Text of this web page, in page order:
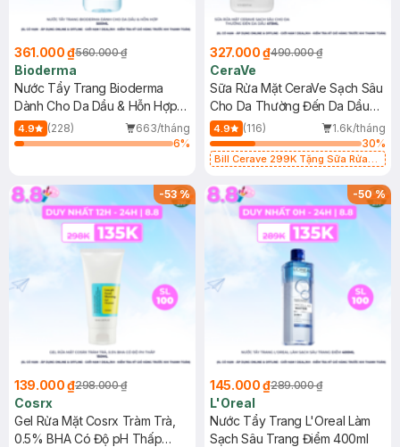
361.000 ₫560.000 ₫
Bioderma
Nước Tẩy Trang Bioderma
Dành Cho Da Dầu & Hỗn Hợp
500ml
4.9 (228)
663/tháng
6%
327.000 ₫490.000 ₫
CeraVe
Sữa Rửa Mặt CeraVe Sạch Sâu
Cho Da Thường Đến Da Dầu
473ml
4.9 (116)
1.6k/tháng
30%
Bill Cerave 299K Tặng Sữa Rửa
-53%
139.000 ₫298.000 ₫
Cosrx
Gel Rửa Mặt Cosrx Tràm Trà,
0.5% BHA Có Độ pH Thấp
-50%
145.000 ₫289.000 ₫
L'Oreal
Nước Tẩy Trang L'Oreal Làm
Sạch Sâu Trang Điểm 400ml